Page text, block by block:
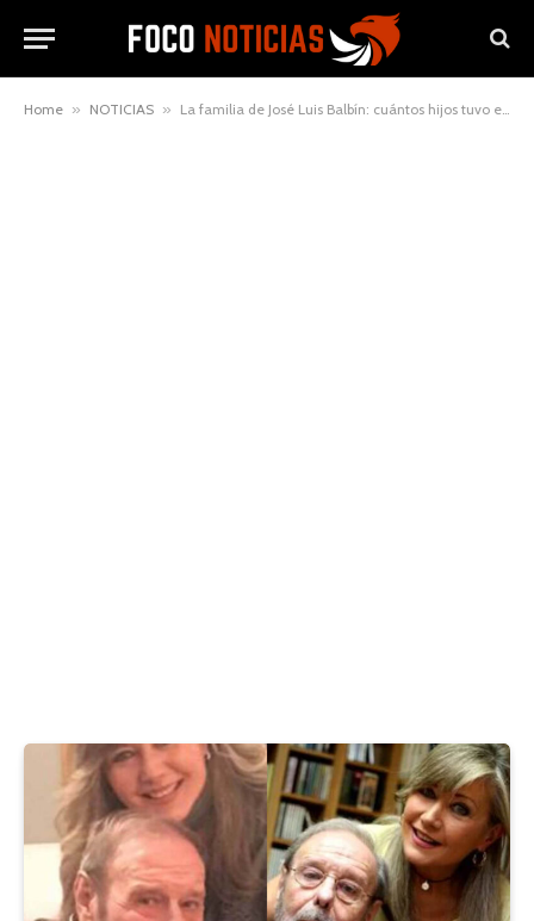
Home » NOTICIAS » La familia de José Luis Balbín: cuántos hijos tuvo el periodista